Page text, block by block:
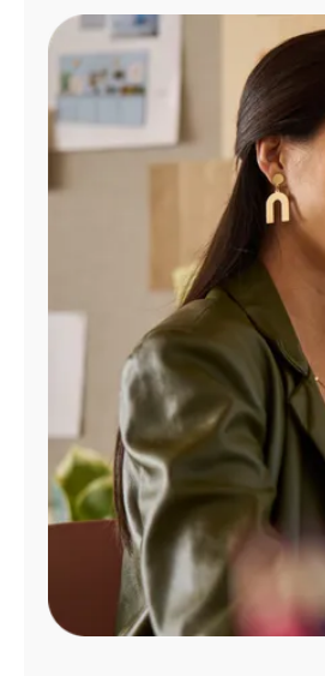
Administrar
cuenta
Encuentra
tienda